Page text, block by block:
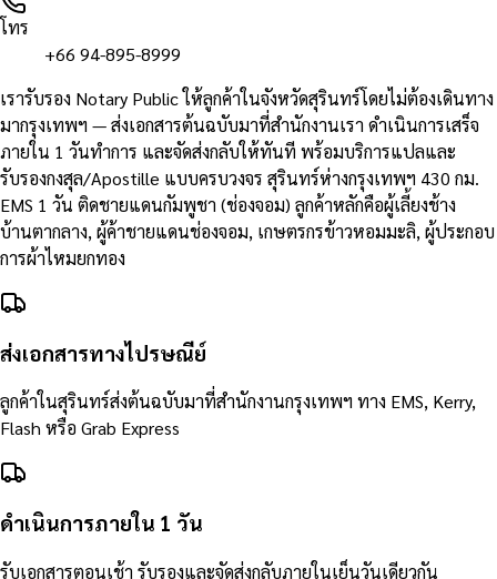
โทร
+66 94-895-8999
เรารับรอง Notary Public ให้ลูกค้าในจังหวัดสุรินทร์โดยไม่ต้องเดินทาง
มากรุงเทพฯ — ส่งเอกสารต้นฉบับมาที่สำนักงานเรา ดำเนินการเสร็จ
ภายใน 1 วันทำการ และจัดส่งกลับให้ทันที พร้อมบริการแปลและ
รับรองกงสุล/Apostille แบบครบวงจร สุรินทร์ห่างกรุงเทพฯ 430 กม.
EMS 1 วัน ติดชายแดนกัมพูชา (ช่องจอม) ลูกค้าหลักคือผู้เลี้ยงช้าง
บ้านตากลาง, ผู้ค้าชายแดนช่องจอม, เกษตรกรข้าวหอมมะลิ, ผู้ประกอบ
การผ้าไหมยกทอง
ส่งเอกสารทางไปรษณีย์
ลูกค้าในสุรินทร์ส่งต้นฉบับมาที่สำนักงานกรุงเทพฯ ทาง EMS, Kerry,
Flash หรือ Grab Express
ดำเนินการภายใน 1 วัน
รับเอกสารตอนเช้า รับรองและจัดส่งกลับภายในเย็นวันเดียวกัน